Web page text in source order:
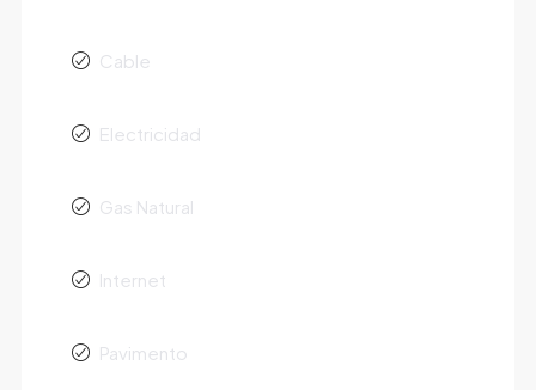
Cable
Electricidad
Gas Natural
Internet
Pavimento